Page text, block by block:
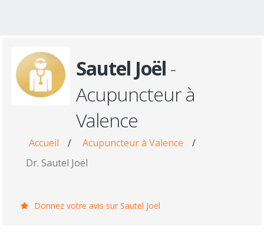
Sautel Joël -
Acupuncteur à
Valence
Accueil / Acupuncteur à Valence
/
Dr. Sautel Joël
Donnez votre avis sur Sautel Joël